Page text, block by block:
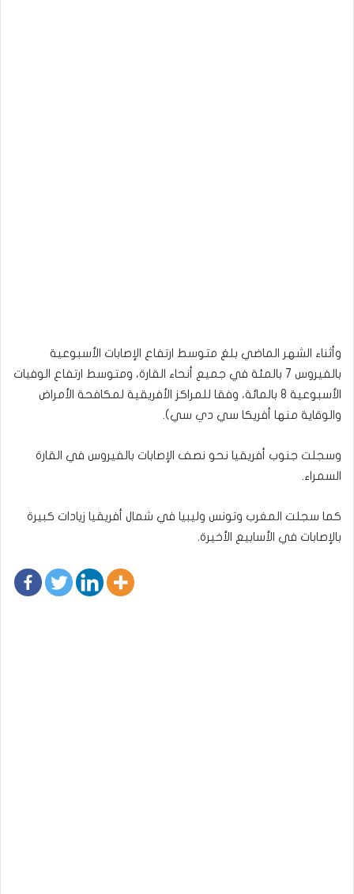
وأثناء الشهر الماضي بلغ متوسط ارتفاع الإصابات الأسبوعية
بالفيروس 7 بالمئة في جميع أنحاء القارة، ومتوسط ارتفاع الوفيات
الأسبوعية 8 بالمائة، وفقا للمراكز الأفريقية لمكافحة الأمراض
والوقاية منها أفريكا سي دي سي).
وسجلت جنوب أفريقيا نحو نصف الإصابات بالفيروس في القارة
السمراء.
كما سجلت المغرب وتونس وليبيا في شمال أفريقيا زيادات كبيرة
بالإصابات في الأسابيع الأخيرة.